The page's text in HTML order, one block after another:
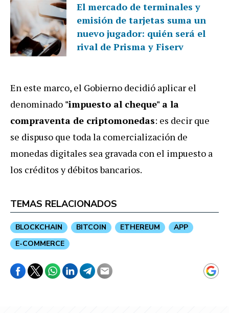
El mercado de terminales y
emisión de tarjetas suma un
nuevo jugador: quién será el
rival de Prisma y Fiserv
En este marco, el Gobierno decidió aplicar el
denominado "impuesto al cheque" a la
compraventa de criptomonedas: es decir que
se dispuso que toda la comercialización de
monedas digitales sea gravada con el impuesto a
los créditos y débitos bancarios.
TEMAS RELACIONADOS
BLOCKCHAIN BITCOIN ETHEREUM
APP
E-COMMERCE